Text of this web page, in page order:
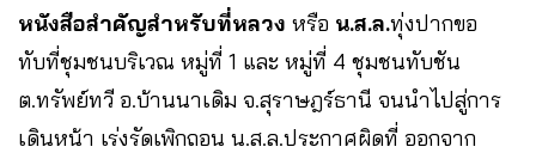
หนังสือสำคัญสำหรับที่หลวง หรือ น.ส.ล.ทุ่งปากขอ
ทับที่ชุมชนบริเวณ หมู่ที่ 1 และ หมู่ที่ 4 ชุมชนทับชัน
ต.ทรัพย์ทวี อ.บ้านนาเดิม จ.สุราษฎร์ธานี จนนำไปสู่การ
เดินหน้า เร่งรัดเพิกถอน น.ส.ล.ประกาศผิดที่ ออกจาก